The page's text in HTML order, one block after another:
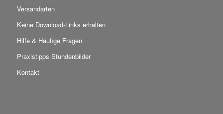
Versandarten
Keine Download-Links erhalten
Hilfe & Häufige Fragen
Praxistipps Stundenbilder
Kontakt